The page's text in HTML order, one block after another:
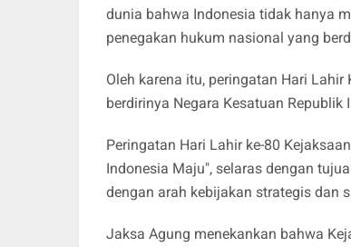
dunia bahwa Indonesia tidak hanya
penegakan hukum nasional yang
Oleh karena itu, peringatan Hari
berdirinya Negara Kesatuan Republik
Peringatan Hari Lahir ke-80
Indonesia Maju", selaras dengan
dengan arah kebijakan strategis dan
Jaksa Agung menekankan bahwa